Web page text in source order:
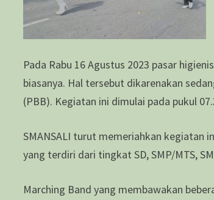
Pada Rabu 16 Agustus 2023 pasar
biasanya. Hal tersebut dikarenakan
(PBB). Kegiatan ini dimulai pada pukul
SMANSALI turut memeriahkan kegiatan
yang terdiri dari tingkat SD, SMP/MTS,
Marching Band yang membawakan